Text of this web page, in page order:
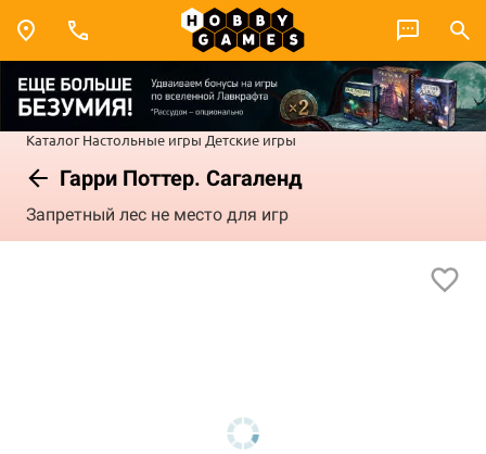
Каталог Настольные игры Детские игры
Гарри Поттер. Сагаленд
Запретный лес не место для игр